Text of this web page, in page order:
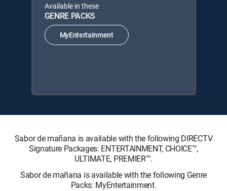
Available in these
GENRE PACKS
MyEntertainment
Sabor de mañana is available with the following DIRECTV
Signature Packages: ENTERTAINMENT, CHOICE™,
ULTIMATE, PREMIER™.
Sabor de mañana is available with the following Genre
Packs: MyEntertainment.